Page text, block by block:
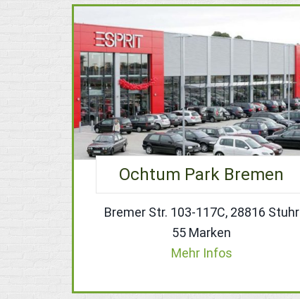
Ochtum Park Bremen
Bremer Str. 103-117C, 28816 Stuhr
55 Marken
Mehr Infos